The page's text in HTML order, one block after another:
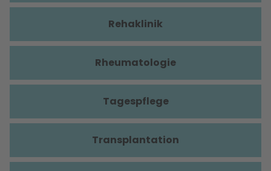
Rehaklinik
Rheumatologie
Tagespflege
Transplantation